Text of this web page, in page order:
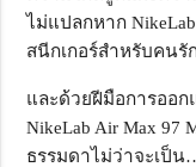
ไม่แปลกหาก NikeLab
สนีกเกอร์สำหรับคน
และด้วยฝีมือการออ
NikeLab Air Max 97
ธรรมดาไม่ว่าจะเป็น